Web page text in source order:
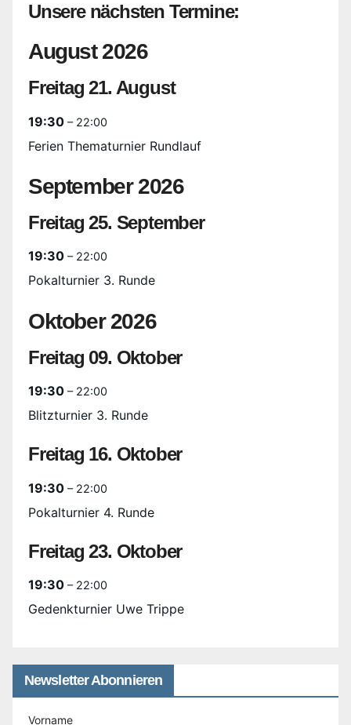
Unsere nächsten Termine:
August 2026
Freitag 21. August
19:30 – 22:00
Ferien Thematurnier Rundlauf
September 2026
Freitag 25. September
19:30 – 22:00
Pokalturnier 3. Runde
Oktober 2026
Freitag 09. Oktober
19:30 – 22:00
Blitzturnier 3. Runde
Freitag 16. Oktober
19:30 – 22:00
Pokalturnier 4. Runde
Freitag 23. Oktober
19:30 – 22:00
Gedenkturnier Uwe Trippe
Newsletter Abonnieren
Vorname